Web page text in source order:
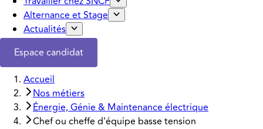
Alternance et Stage
Actualités
Espace candidat
Accueil
Nos métiers
Énergie, Génie & Maintenance électrique
Chef ou cheffe d'équipe basse tension